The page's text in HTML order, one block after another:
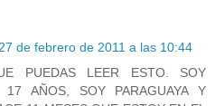
27 de febrero de 2011 a las 10:44
PUEDAS LEER ESTO. SOY
17 AÑOS, SOY PARAGUAYA Y